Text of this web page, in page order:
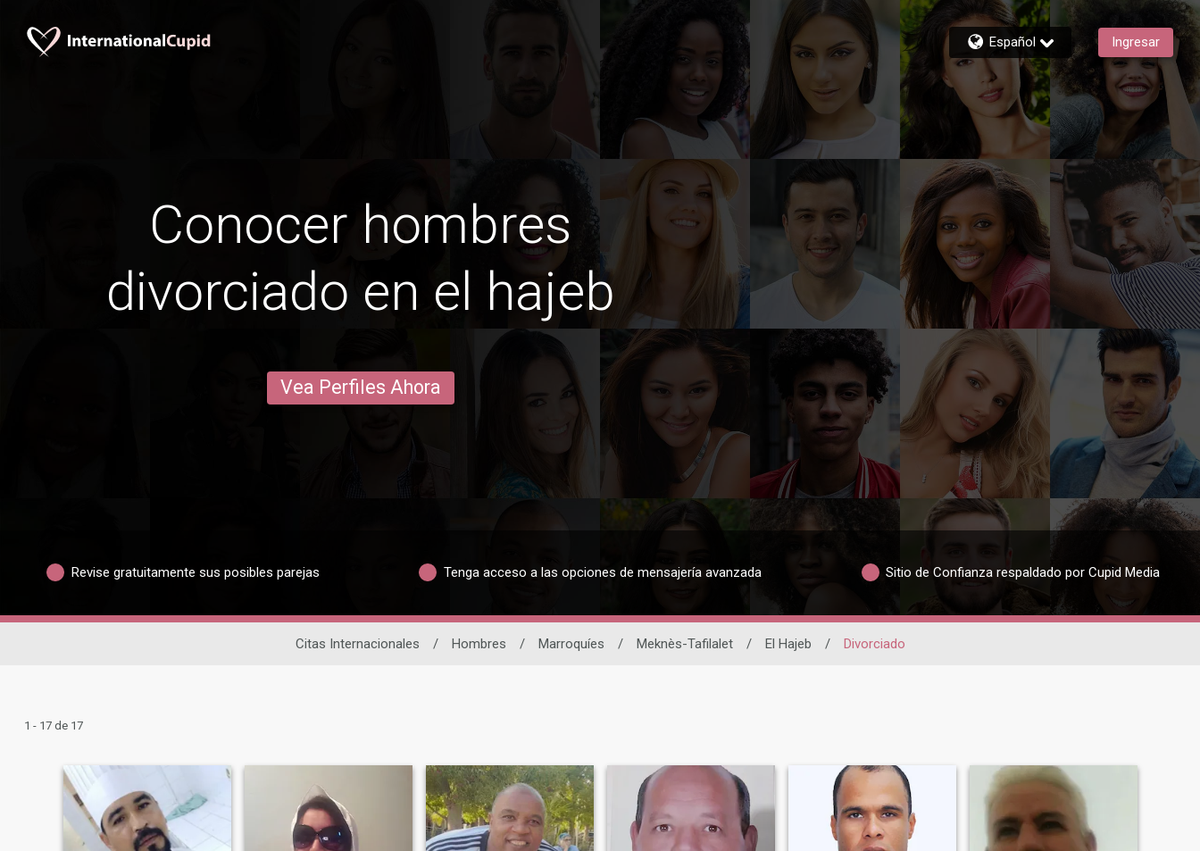
Español Ingresar
Conocer hombres
divorciado en el hajeb
Vea Perfiles Ahora
Revise gratuitamente sus posibles parejas Tenga acceso a las opciones de mensajería avanzada Sitio de Confianza respaldado por Cupid Media
Citas Internacionales / Hombres / Marroquíes / Meknès-Tafilalet / El Hajeb / Divorciado
1 - 17 de 17